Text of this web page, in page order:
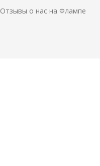
Отзывы о нас на Флампе